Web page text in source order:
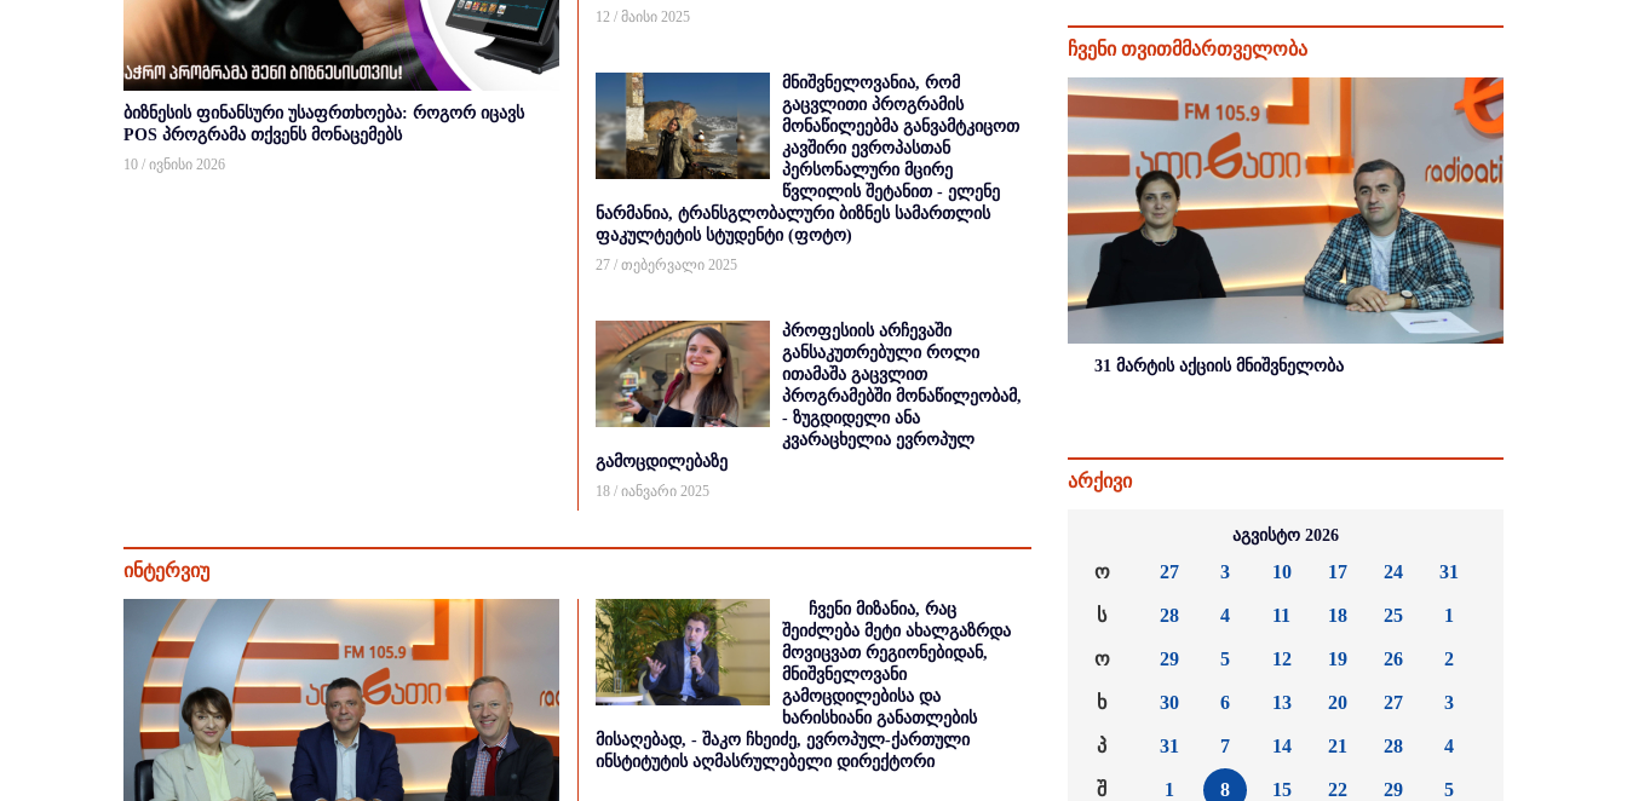
ბიზნესის ფინანსური უსაფრთხოება: როგორ იცავს
POS პროგრამა თქვენს მონაცემებს
10 / ივნისი 2026
12 / მაისი 2025
მნიშვნელოვანია, რომ
გაცვლითი პროგრამის
მონაწილეებმა განვამტკიცოთ
კავშირი ევროპასთან
პერსონალური მცირე
წვლილის შეტანით - ელენე
ნარმანია, ტრანსგლობალური ბიზნეს სამართლის
ფაკულტეტის სტუდენტი (ფოტო)
27 / თებერვალი 2025
პროფესიის არჩევაში
განსაკუთრებული როლი
ითამაშა გაცვლით
პროგრამებში მონაწილეობამ,
- ზუგდიდელი ანა
კვარაცხელია ევროპულ
გამოცდილებაზე
18 / იანვარი 2025
ინტერვიუ
ჩვენი მიზანია, რაც
შეიძლება მეტი ახალგაზრდა
მოვიცვათ რეგიონებიდან,
მნიშვნელოვანი
გამოცდილებისა და
ხარისხიანი განათლების
მისაღებად, - შაკო ჩხეიძე, ევროპულ-ქართული
ინსტიტუტის აღმასრულებელი დირექტორი
ჩვენი თვითმმართველობა
31 მარტის აქციის მნიშვნელობა
არქივი
აგვისტო 2026
ო
ს
ო
ხ
პ
შ
27
28
29
30
31
1
3
4
5
6
7
8
10
11
12
13
14
15
17
18
19
20
21
22
24
25
26
27
28
29
31
1
2
3
4
5